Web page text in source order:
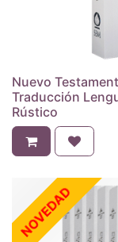
Nuevo
Traducción
Rústico
NOVEDAD